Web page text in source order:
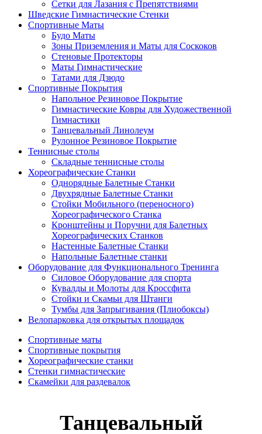
Сетки для Лазания с Препятствиями
Шведские Гимнастические Стенки
Спортивные Маты
Будо Маты
Зоны Приземления и Маты для Соскоков
Стеновые Протекторы
Маты Гимнастические
Татами для Дзюдо
Спортивные Покрытия
Напольное Резиновое Покрытие
Гимнастические Ковры для Художественной
Гимнастики
Танцевальный Линолеум
Рулонное Резиновое Покрытие
Теннисные столы
Складные теннисные столы
Хореографические Станки
Однорядные Балетные Станки
Двухрядные Балетные Станки
Стойки Мобильного (переносного)
Хореографического Станка
Кронштейны и Поручни для Балетных
Хореографических Станков
Настенные Балетные Станки
Напольные Балетные станки
Оборудование для Функционального Тренинга
Силовое Оборудование для спорта
Кувалды и Молоты для Кроссфита
Стойки и Скамьи для Штанги
Тумбы для Запрыгивания (Плиобоксы)
Велопарковка для открытых площадок
Спортивные маты
Спортивные покрытия
Хореографические станки
Стенки гимнастические
Скамейки для раздевалок
Танцевальный